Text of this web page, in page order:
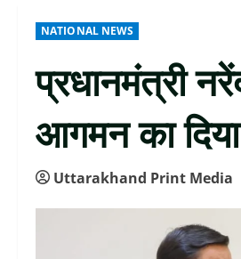
NATIONAL NEWS
प्रधानमंत्री
आगमन का
Uttarakhand Print Media